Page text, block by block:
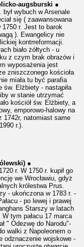
augsburski ●
wybuch w Arsenale
się ( zaawansowana
1750 r. Jest to barok
). Ewangelicy nie
kontrreformacji.
biało żółtych - u
z czym brak obrazów i
wyposażenia jest
zniszczonego kościoła
miała tu być parafia
Elżbiety - nastąpiła
w stanie utrzymać
kościół św. Elżbiety, a
emporowo-halowy na
1742r, natomiast same
r.).
●
r. W 1750 r. kupił go
we Wrocławiu, gdyż
królestwa Prus.
- ukończona w 1783 r. -
- po lewej i prawej
Starszy w latach
tym pałacu 17 marca
" Odezwę do Narodu"-
walki z Napoleonem o
odznaczenie wojskowe -